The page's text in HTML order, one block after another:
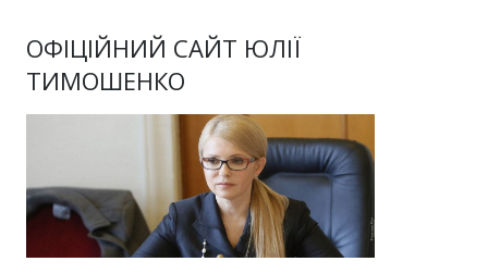
ОФІЦІЙНИЙ САЙТ ЮЛІЇ
ТИМОШЕНКО